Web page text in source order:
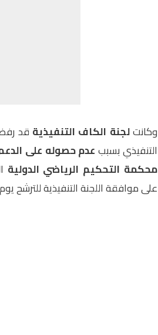
وكانتلجنة الكاف التنفيذية قد
التنفيذي بسببعدم حصوله على
محكمة التحكيم الرياضي الدولية
على موافقة اللجنة التنفيذية للترشح يوم